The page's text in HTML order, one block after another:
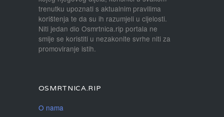
trenutku upoznati s aktualnim pravilima
korištenja te da su ih razumjeli u cijelosti.
Niti jedan dio Osmrtnica.rip portala ne
smije se koristiti u nezakonite svrhe niti za
promoviranje istih.
OSMRTNICA.RIP
O nama